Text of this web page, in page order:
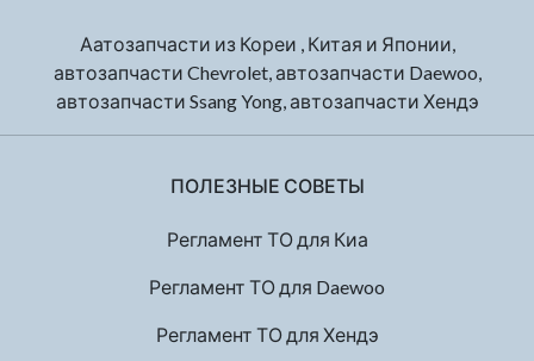
Аатозапчасти из Кореи , Китая и Японии,
автозапчасти Chevrolet, автозапчасти Daewoo,
автозапчасти Ssang Yong, автозапчасти Хендэ
ПОЛЕЗНЫЕ СОВЕТЫ
Регламент ТО для Киа
Регламент ТО для Daewoo
Регламент ТО для Хендэ